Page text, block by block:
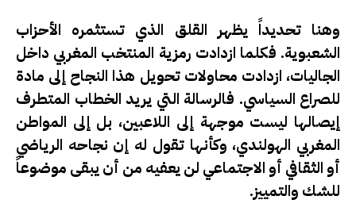
وهنا تحديداً يظهر القلق الذي تستثمره الأحزاب
الشعبوية. فكلما ازدادت رمزية المنتخب المغربي داخل
الجاليات، ازدادت محاولات تحويل هذا النجاح إلى مادة
للصراع السياسي. فالرسالة التي يريد الخطاب المتطرف
إيصالها ليست موجهة إلى اللاعبين، بل إلى المواطن
المغربي الهولندي، وكأنها تقول له إن نجاحه الرياضي
أو الثقافي أو الاجتماعي لن يعفيه من أن يبقى موضوعاً
للشك والتمييز.